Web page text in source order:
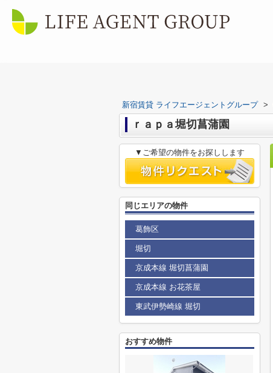
新宿賃貸 ライフエージェントグループ >
ｒａｐａ堀切菖蒲園
▼ご希望の物件をお探しします
同じエリアの物件
葛飾区
堀切
京成本線 堀切菖蒲園
京成本線 お花茶屋
東武伊勢崎線 堀切
おすすめ物件